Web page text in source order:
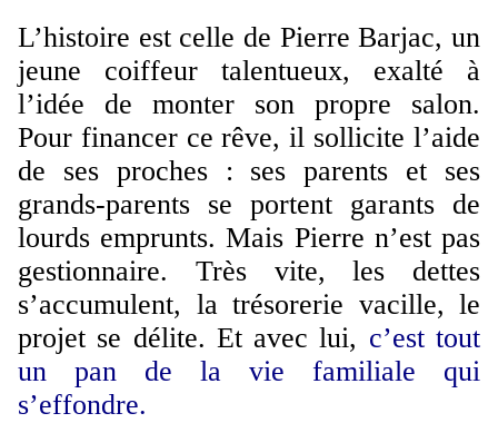
L’histoire est celle de Pierre Barjac, un
jeune coiffeur talentueux, exalté à
l’idée de monter son propre salon.
Pour financer ce rêve, il sollicite l’aide
de ses proches : ses parents et ses
grands-parents se portent garants de
lourds emprunts. Mais Pierre n’est pas
gestionnaire. Très vite, les dettes
s’accumulent, la trésorerie vacille, le
projet se délite. Et avec lui, c’est tout
un pan de la vie familiale qui
s’effondre.